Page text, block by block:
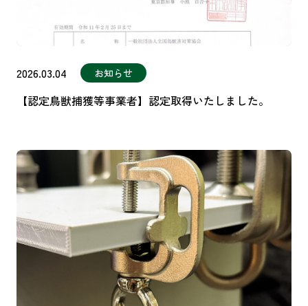
2026.03.04 お知らせ
【認定鳥獣捕獲等事業者】認定取得いたしました。